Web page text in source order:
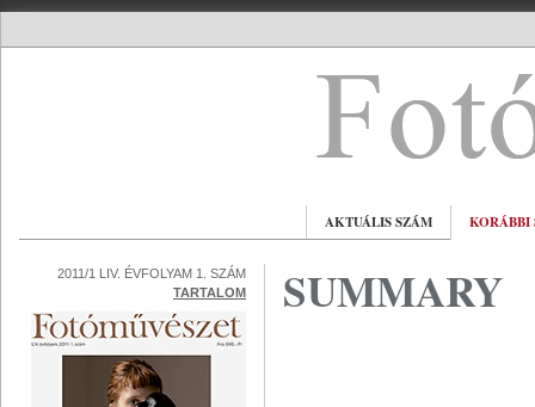
AKTUÁLIS SZÁM KORÁBBI
2011/1 LIV. ÉVFOLYAM 1. SZÁM
TARTALOM
SUMMARY